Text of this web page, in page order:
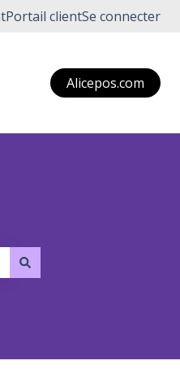
Portail clientSe connecter
Alicepos.com